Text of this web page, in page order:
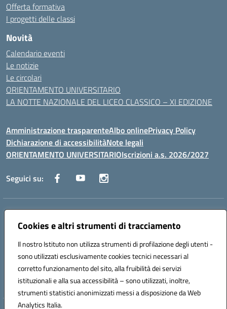
Cookies e altri strumenti di tracciamento
Il nostro Istituto non utilizza strumenti di profilazione degli utenti -
sono utilizzati esclusivamente cookies tecnici necessari al
corretto funzionamento del sito, alla fruibilità dei servizi
istituzionali e alla sua accessibilità – sono utilizzati, inoltre,
strumenti statistici anonimizzati messi a disposizione da Web
Analytics Italia.
Offerta formativa
I progetti delle classi
Novità
Calendario eventi
Le notizie
Le circolari
ORIENTAMENTO UNIVERSITARIO
LA NOTTE NAZIONALE DEL LICEO CLASSICO – XI EDIZIONE
Amministrazione trasparenteAlbo onlinePrivacy Policy
Dichiarazione di accessibilitàNote legali
ORIENTAMENTO UNIVERSITARIOIscrizioni a.s. 2026/2027
Seguici su:
Indirizzo:
Centralino:0882 331218 Email:fgps210002@istruzione.it
Codice fiscale: 93071630714
Codice meccanografico:
FGPS210002
Codice unico di fatturazione (CUF): UF7W9K